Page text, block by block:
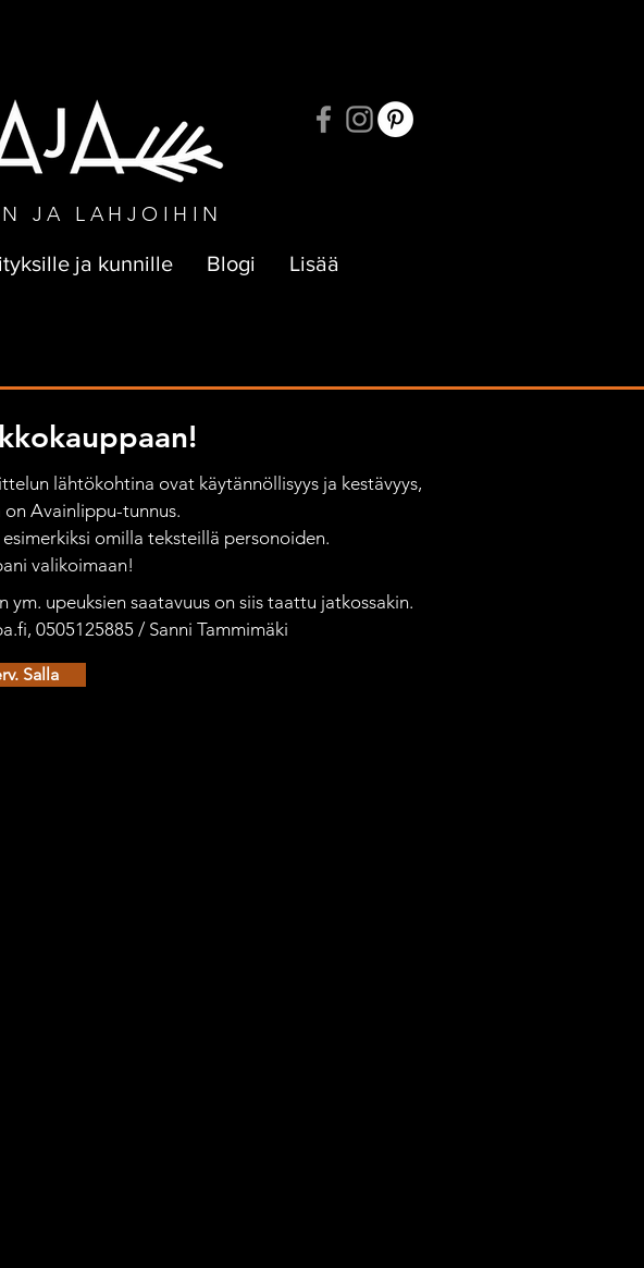
JA LAHJOIHIN
ja kunnille Blogi Lisää
lähtökohtina ovat käytännöllisyys ja kestävyys,
Avainlippu-tunnus.
omilla teksteillä personoiden.
valikoimaan!
upeuksien saatavuus on siis taattu jatkossakin.
0505125885 / Sanni Tammimäki
Salla